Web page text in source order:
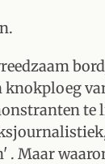
te
. Maar